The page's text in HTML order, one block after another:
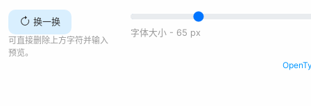
换一换
可直接删除上方字符并输入
预览。
字体大小 - 65 px